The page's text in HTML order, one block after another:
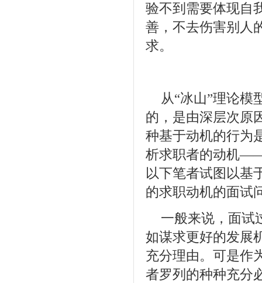
验不到需要体现自
善，不去伤害别人
求。
从“冰山”理论
的，是由深层次原
种基于动机的行为
析求职者的动机
以下笔者试图以基
的求职动机的面试
一般来说，面试
如谋求更好的发展
充分理由。可是作
者罗列的种种充分